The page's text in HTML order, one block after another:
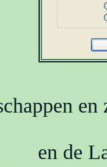
en de